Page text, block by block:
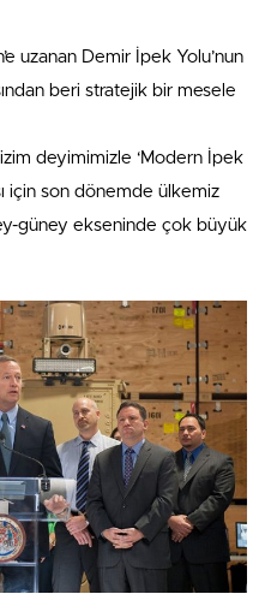
uzanan Demir İpek Yolu’nun
beri stratejik bir mesele
deyimimizle ‘Modern İpek
için son dönemde ülkemiz
güney ekseninde çok büyük